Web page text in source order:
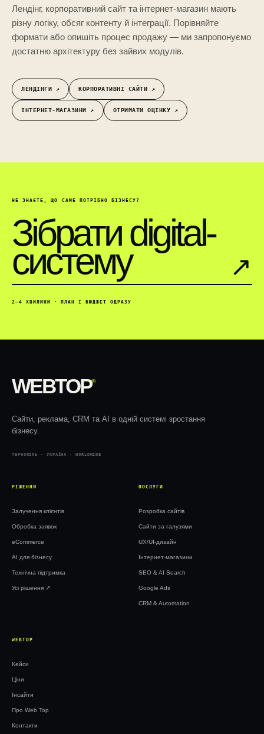
Лендінг, корпоративний сайт та інтернет-магазин мають
різну логіку, обсяг контенту й інтеграції. Порівняйте
формати або опишіть процес продажу — ми запропонуємо
достатню архітектуру без зайвих модулів.
ЛЕНДІНГИ ↗︎ КОРПОРАТИВНІ САЙТИ ↗︎
ІНТЕРНЕТ-МАГАЗИНИ ↗︎ ОТРИМАТИ ОЦІНКУ ↗︎
НЕ ЗНАЄТЕ, ЩО САМЕ ПОТРІБНО БІЗНЕСУ?
Зібрати digital-
систему ↗︎
2–4 ХВИЛИНИ · ПЛАН І БЮДЖЕТ ОДРАЗУ
WEBTOP®
Сайти, реклама, CRM та AI в одній системі зростання
бізнесу.
ТЕРНОПІЛЬ · УКРАЇНА · WORLDWIDE
РІШЕННЯ
Залучення клієнтів
Обробка заявок
eCommerce
AI для бізнесу
Технічна підтримка
Усі рішення ↗︎
ПОСЛУГИ
Розробка сайтів
Сайти за галузями
UX/UI-дизайн
Інтернет-магазини
SEO & AI Search
Google Ads
CRM & Automation
WEBTOP
Кейси
Ціни
Інсайти
Про Web Top
Контакти